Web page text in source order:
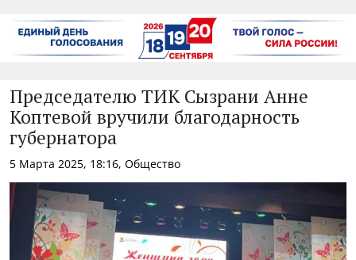
Председателю ТИК Сызрани Анне
Коптевой вручили благодарность
губернатора
5 Марта 2025, 18:16, Общество